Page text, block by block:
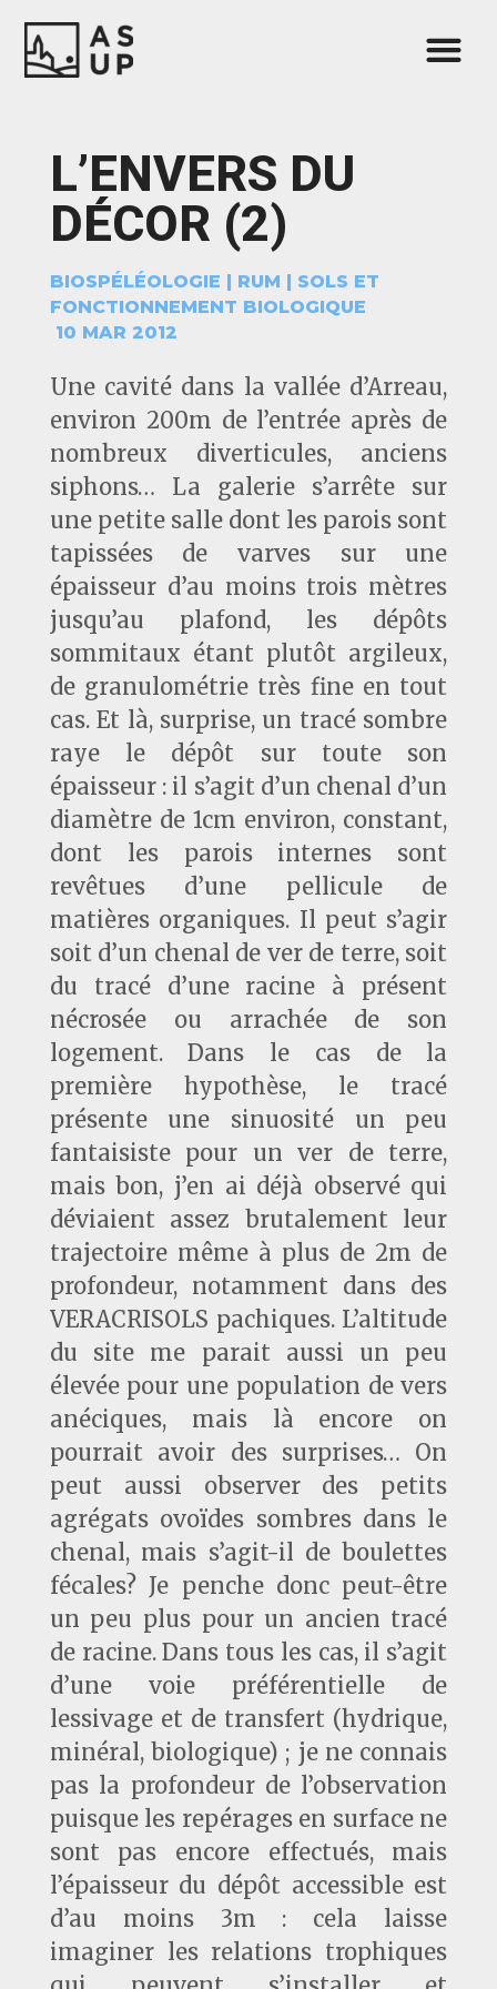
L’ENVERS DU
DÉCOR (2)
BIOSPÉLÉOLOGIE RUM
SOLS ET
FONCTIONNEMENT BIOLOGIQUE
10 MAR 2012
Une cavité dans la vallée d’Arreau,
environ 200m de l’entrée après de
nombreux diverticules, anciens
siphons… La galerie s’arrête sur
une petite salle dont les parois sont
tapissées de varves sur une
épaisseur d’au moins trois mètres
jusqu’au plafond, les dépôts
sommitaux étant plutôt argileux,
de granulométrie très fine en tout
cas. Et là, surprise, un tracé sombre
raye le dépôt sur toute son
épaisseur : il s’agit d’un chenal d’un
diamètre de 1cm environ, constant,
dont les parois internes sont
revêtues d’une pellicule de
matières organiques. Il peut s’agir
soit d’un chenal de ver de terre, soit
du tracé d’une racine à présent
nécrosée ou arrachée de son
logement. Dans le cas de la
première hypothèse, le tracé
présente une sinuosité un peu
fantaisiste pour un ver de terre,
mais bon, j’en ai déjà observé qui
déviaient assez brutalement leur
trajectoire même à plus de 2m de
profondeur, notamment dans des
VERACRISOLS pachiques. L’altitude
du site me parait aussi un peu
élevée pour une population de vers
anéciques, mais là encore on
pourrait avoir des surprises… On
peut aussi observer des petits
agrégats ovoïdes sombres dans le
chenal, mais s’agit-il de boulettes
fécales? Je penche donc peut-être
un peu plus pour un ancien tracé
de racine. Dans tous les cas, il s’agit
d’une voie préférentielle de
lessivage et de transfert (hydrique,
minéral, biologique) ; je ne connais
pas la profondeur de l’observation
puisque les repérages en surface ne
sont pas encore effectués, mais
l’épaisseur du dépôt accessible est
d’au moins 3m : cela laisse
imaginer les relations trophiques